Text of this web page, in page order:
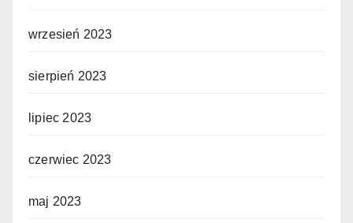
wrzesień 2023
sierpień 2023
lipiec 2023
czerwiec 2023
maj 2023